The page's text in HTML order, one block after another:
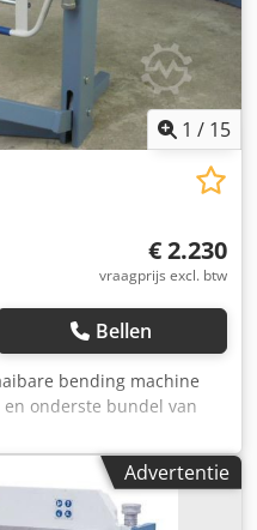
1 / 15
€ 2.230
vraagprijs excl. btw
Bellen
bending machine
onderste bundel van
dikte van plaatwerk (400 N
breedte 46 mm
mm Diepte * 1115
kg * met achteraanslag
Advertentie